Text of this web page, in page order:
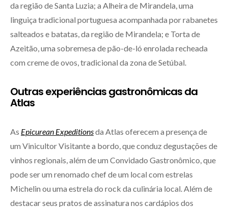
da região de Santa Luzia; a Alheira de Mirandela, uma
linguiça tradicional portuguesa acompanhada por rabanetes
salteados e batatas, da região de Mirandela; e Torta de
Azeitão, uma sobremesa de pão-de-ló enrolada recheada
com creme de ovos, tradicional da zona de Setúbal.
Outras experiências gastronômicas da
Atlas
As Epicurean Expeditionsda Atlas oferecem a presença de
um Vinicultor Visitante a bordo, que conduz degustações de
vinhos regionais, além de um Convidado Gastronômico, que
pode ser um renomado chef de um local com estrelas
Michelin ou uma estrela do rock da culinária local. Além de
destacar seus pratos de assinatura nos cardápios dos